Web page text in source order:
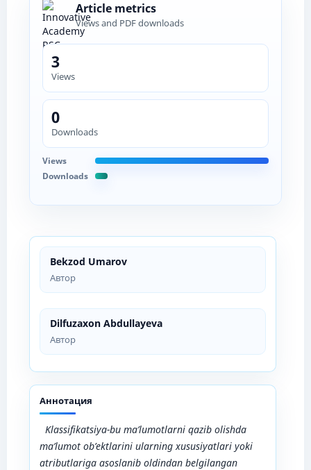
Bekzod Umarov
Автор
Dilfuzaxon Abdullayeva
Автор
Аннотация
Klassifikatsiya-bu ma’lumotlarni qazib olishda
ma’lumot ob’ektlarini ularning xususiyatlari yoki
atributlariga asoslanib oldindan belgilangan
Article metrics
Views and PDF downloads
3
Views
0
Downloads
Views
Downloads